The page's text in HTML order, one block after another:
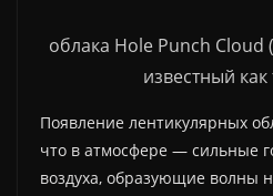
облака Hole Punch Cloud
известный
Появление лентикулярных
что в атмосфере — сильные
воздуха, образующие волны